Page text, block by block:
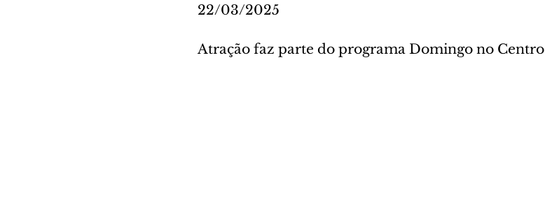
22/03/2025
Atração faz parte do programa Domingo no Centro